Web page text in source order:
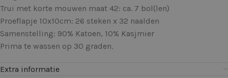
Trui met korte mouwen maat 42: ca. 7 bol(len)
Proeflapje 10x10cm: 26 steken x 32 naalden
Samenstelling: 90% Katoen, 10% Kasjmier
Prima te wassen op 30 graden.
Extra informatie